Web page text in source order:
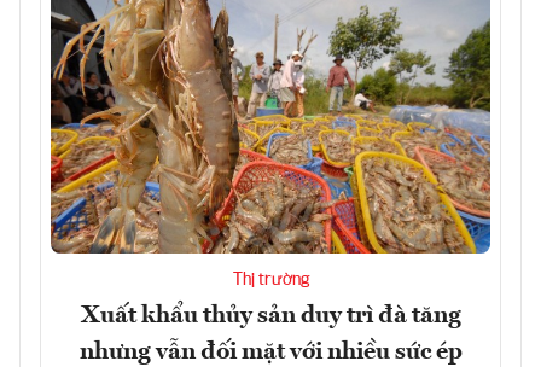
Thị trường
Xuất khẩu thủy sản duy trì đà tăng
nhưng vẫn đối mặt với nhiều sức ép